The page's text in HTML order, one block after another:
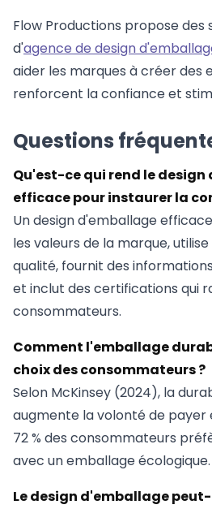
Flow Productions propose des
d'agence de design
aider les marques à créer des
renforcent la confiance et
Questions
Qu'est-ce qui rend le
efficace pour instaurer la
Un design d'emballage
les valeurs de la marque,
qualité, fournit des
et inclut des certifications qui
consommateurs.
Comment l'emballage
choix des consommateurs ?
Selon McKinsey (2024), la
augmente la volonté de payer
72 % des consommateurs
avec un emballage écologique.
Le design d'emballage